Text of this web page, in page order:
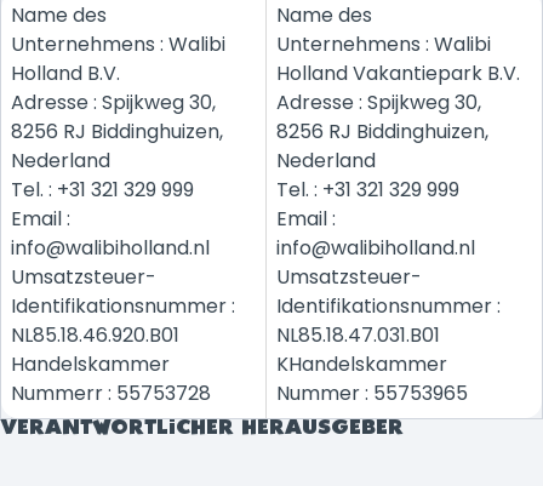
Name des
Unternehmens : Walibi
Holland B.V.
Adresse : Spijkweg 30,
8256 RJ Biddinghuizen,
Nederland
Tel. : +31 321 329 999
Email :
info@walibiholland.nl
Umsatzsteuer-
Identifikationsnummer :
NL85.18.46.920.B01
Handelskammer
Nummerr : 55753728
Name des
Unternehmens : Walibi
Holland Vakantiepark B.V.
Adresse : Spijkweg 30,
8256 RJ Biddinghuizen,
Nederland
Tel. : +31 321 329 999
Email :
info@walibiholland.nl
Umsatzsteuer-
Identifikationsnummer :
NL85.18.47.031.B01
KHandelskammer
Nummer : 55753965
VERANTWORTLICHER HERAUSGEBER